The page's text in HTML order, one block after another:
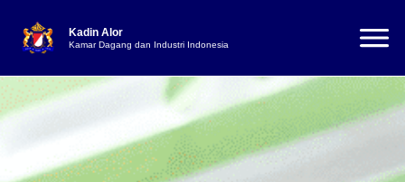
Kadin Alor
Kamar Dagang dan Industri Indonesia